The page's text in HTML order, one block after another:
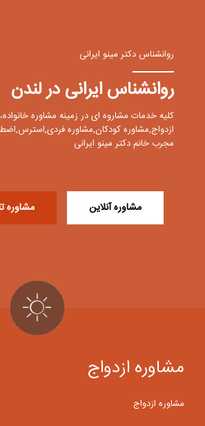
روانشناس دکتر مینو ایرانی
روانشناس ایرانی در لندن
کلیه خدمات مشاروه ای در زمینه مشاوره
ازدواج,مشاوره کودکان,مشاوره
مجرب خانم دکتر مینو ایرانی
مشاوره آنلاین مشاوره
مشاوره ازدواج
مشاوره ازدواج